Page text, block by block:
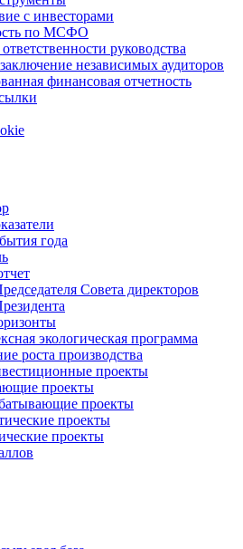
с инвеcторами
по МСФО
руководства
независимых аудиторов
финансовая отчетность
года
Совета директоров
экологическая программа
роста производства
проекты
проекты
проекты
проекты
проекты